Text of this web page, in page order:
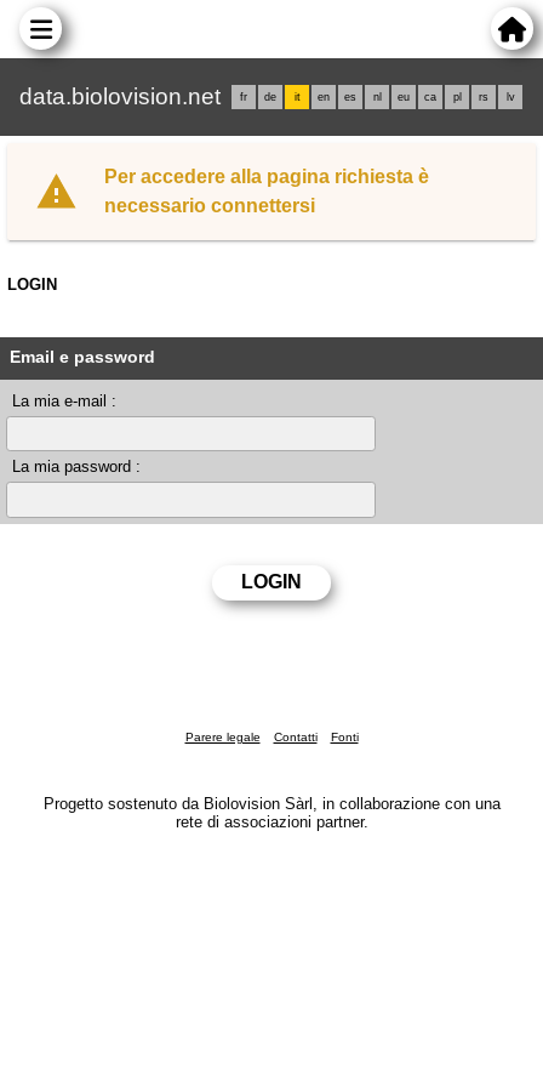
data.biolovision.net fr de it en es nl eu ca pl rs lv
Per accedere alla pagina richiesta è
necessario connettersi
LOGIN
Email e password
La mia e-mail :
La mia password :
Parere legale Contatti Fonti
Progetto sostenuto da Biolovision Sàrl, in collaborazione con una
rete di associazioni partner.